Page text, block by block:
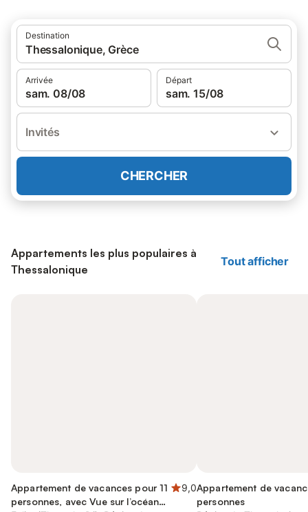
Destination
Thessalonique, Grèce
Arrivée
sam. 08/08
Départ
sam. 15/08
Invités
CHERCHER
Appartements les plus populaires à
Thessalonique
Tout afficher
Appartement de vacances pour 11
personnes, avec Vue sur l’océan
9,0Appartement de
personnes